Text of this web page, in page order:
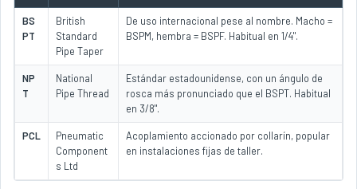
BS
PT
British
Standard
Pipe Taper
De uso internacional pese al nombre. Macho =
BSPM, hembra = BSPF. Habitual en 1/4".
NP
T
National
Pipe Thread
Estándar estadounidense, con un ángulo de
rosca más pronunciado que el BSPT. Habitual
en 3/8".
PCL
Pneumatic
Component
s Ltd
Acoplamiento accionado por collarín, popular
en instalaciones fijas de taller.